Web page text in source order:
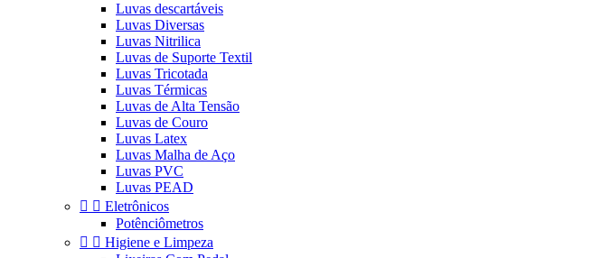
Luvas descartáveis
Luvas Diversas
Luvas Nitrilica
Luvas de Suporte Textil
Luvas Tricotada
Luvas Térmicas
Luvas de Alta Tensão
Luvas de Couro
Luvas Latex
Luvas Malha de Aço
Luvas PVC
Luvas PEAD
  Eletrônicos
Potênciômetros
  Higiene e Limpeza